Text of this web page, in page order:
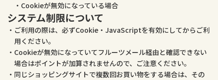
Cookieが無効になっている場合
システム制限について
ご利用の際は、必ずCookie・JavaScriptを有効にしてからご利
用ください。
Cookieが無効になっていてフルーツメール経由と確認できない
場合はポイントが加算されませんので、ご注意ください。
同じショッピングサイトで複数回お買い物をする場合は、その